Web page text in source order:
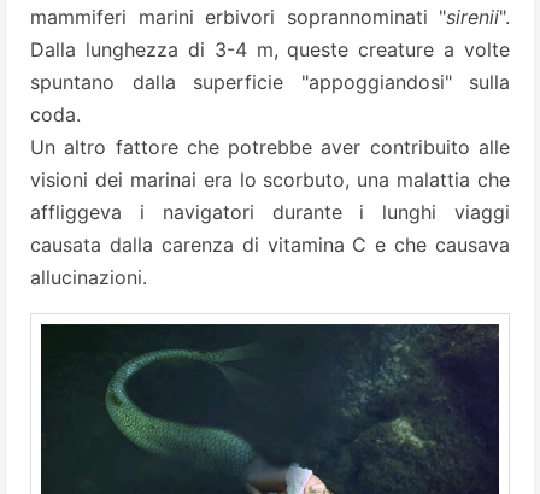
mammiferi marini erbivori soprannominati "sirenii".
Dalla lunghezza di 3-4 m, queste creature a volte
spuntano dalla superficie "appoggiandosi" sulla
coda.
Un altro fattore che potrebbe aver contribuito alle
visioni dei marinai era lo scorbuto, una malattia che
affliggeva i navigatori durante i lunghi viaggi
causata dalla carenza di vitamina C e che causava
allucinazioni.